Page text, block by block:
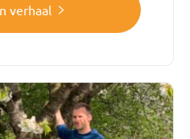
verhaal